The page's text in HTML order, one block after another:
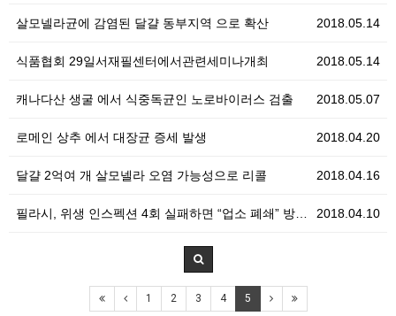
2018.05.14
살모넬라균에 감염된 달걀 동부지역 으로 확산
2018.05.14
식품협회 29일서재필센터에서관련세미나개최
2018.05.07
캐나다산 생굴 에서 식중독균인 노로바이러스 검출
2018.04.20
로메인 상추 에서 대장균 증세 발생
2018.04.16
달걀 2억여 개 살모넬라 오염 가능성으로 리콜
2018.04.10
필라시, 위생 인스펙션 4회 실패하면 “업소 폐쇄” 방…
1 2 3 4 5